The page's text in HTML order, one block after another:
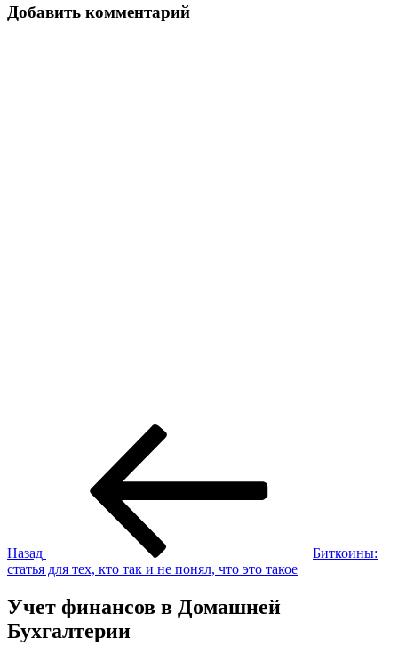
Добавить комментарий
Назад
Биткоины:
статья для тех, кто так и не понял, что это такое
Учет финансов в Домашней
Бухгалтерии